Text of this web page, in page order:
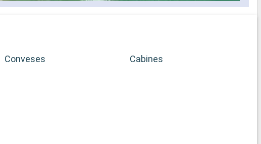
Conveses Cabines